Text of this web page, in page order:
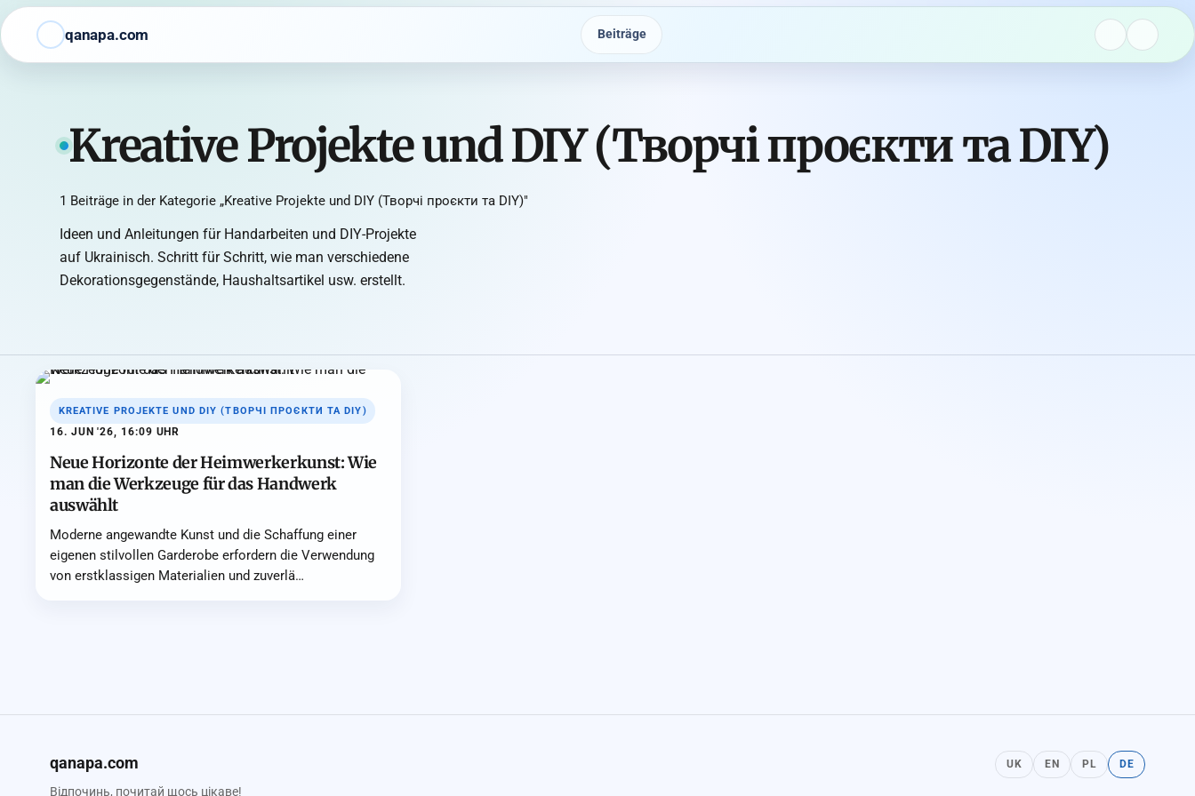
qanapa.com Beiträge
Kreative Projekte und DIY (Творчі проєкти та DIY)
1 Beiträge in der Kategorie „Kreative Projekte und DIY (Творчі проєкти та DIY)"
Ideen und Anleitungen für Handarbeiten und DIY-Projekte
auf Ukrainisch. Schritt für Schritt, wie man verschiedene
Dekorationsgegenstände, Haushaltsartikel usw. erstellt.
KREATIVE PROJEKTE UND DIY (ТВОРЧІ ПРОЄКТИ ТА DIY)
16. JUN '26, 16:09 UHR
Neue Horizonte der Heimwerkerkunst: Wie
man die Werkzeuge für das Handwerk
auswählt
Moderne angewandte Kunst und die Schaffung einer
eigenen stilvollen Garderobe erfordern die Verwendung
von erstklassigen Materialien und zuverlä…
qanapa.com
Відпочинь, почитай щось цікаве!
UK EN PL DE